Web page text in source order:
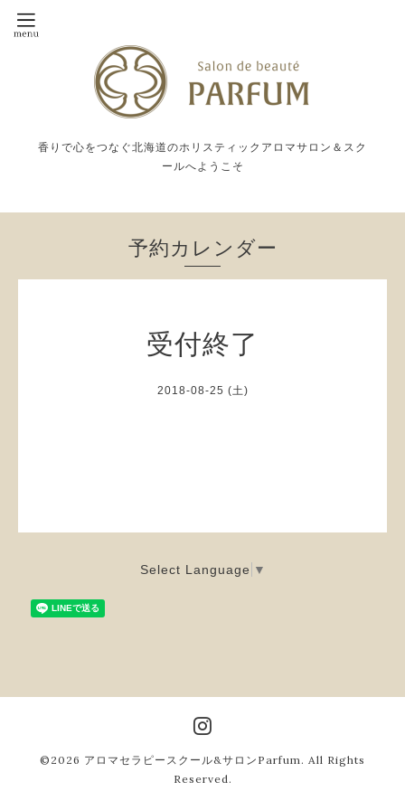
香りで心をつなぐ北海道のホリスティックアロマサロン＆スク
ールへようこそ
予約カレンダー
受付終了
2018-08-25 (土)
Select Language ▼
©2026 アロマセラピースクール&サロンParfum . All Rights
Reserved.